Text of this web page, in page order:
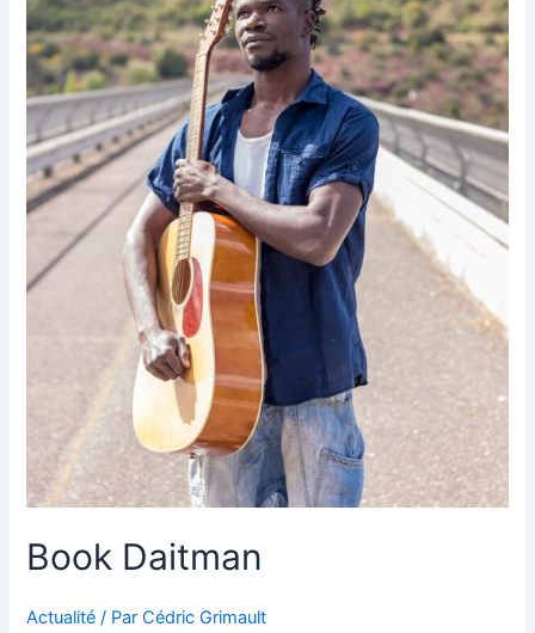
Book Daitman
Actualité / ParCédric Grimault